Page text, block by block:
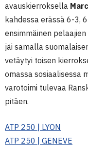
avauskierroksella
kahdessa erässä 6-3,
ensimmäinen
jäi samalla
vetäytyi toisen
omassa sosiaalisessa
varotoimi tulevaa
pitäen.
ATP 250 | LYON
ATP 250 | GENEVE